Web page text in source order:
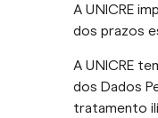
A UNICRE
dos prazos
A UNICRE
dos Dados
tratamento